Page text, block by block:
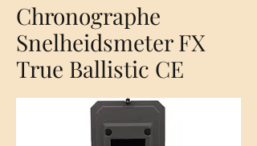
Chronographe
Snelheidsmeter FX
True Ballistic CE